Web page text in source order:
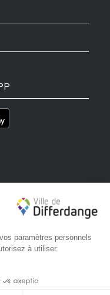
sur Play Store
✕
puis-je vous aider ?